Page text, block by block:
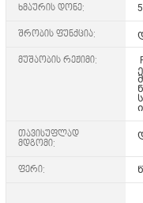
ხმაურის დონე:
შრობის ფუნქცია:
მუშაობის რეჟიმი:
თავისუფლად
მდგომი:
ფერი: